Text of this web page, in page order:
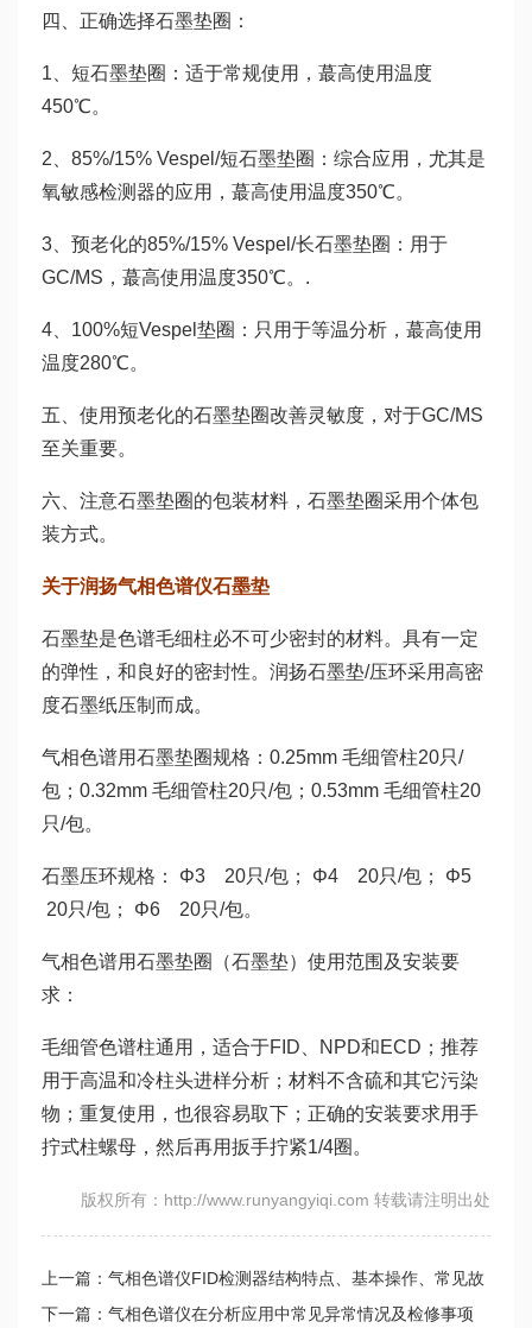
四、正确选择石墨垫圈：
1、短石墨垫圈：适于常规使用，蕞高使用温度
450℃。
2、85%/15% Vespel/短石墨垫圈：综合应用，尤其是
氧敏感检测器的应用，蕞高使用温度350℃。
3、预老化的85%/15% Vespel/长石墨垫圈：用于
GC/MS，蕞高使用温度350℃。.
4、100%短Vespel垫圈：只用于等温分析，蕞高使用
温度280℃。
五、使用预老化的石墨垫圈改善灵敏度，对于GC/MS
至关重要。
六、注意石墨垫圈的包装材料，石墨垫圈采用个体包
装方式。
关于润扬气相色谱仪石墨垫
石墨垫是色谱毛细柱必不可少密封的材料。具有一定
的弹性，和良好的密封性。润扬石墨垫/压环采用高密
度石墨纸压制而成。
气相色谱用石墨垫圈规格：0.25mm 毛细管柱20只/
包；0.32mm 毛细管柱20只/包；0.53mm 毛细管柱20
只/包。
石墨压环规格： Φ3 20只/包； Φ4 20只/包； Φ5
20只/包； Φ6 20只/包。
气相色谱用石墨垫圈（石墨垫）使用范围及安装要
求：
毛细管色谱柱通用，适合于FID、NPD和ECD；推荐
用于高温和冷柱头进样分析；材料不含硫和其它污染
物；重复使用，也很容易取下；正确的安装要求用手
拧式柱螺母，然后再用扳手拧紧1/4圈。
版权所有：http://www.runyangyiqi.com 转载请注明出处
上一篇：气相色谱仪FID检测器结构特点、基本操作、常见故
障及排除
下一篇：气相色谱仪在分析应用中常见异常情况及检修事项